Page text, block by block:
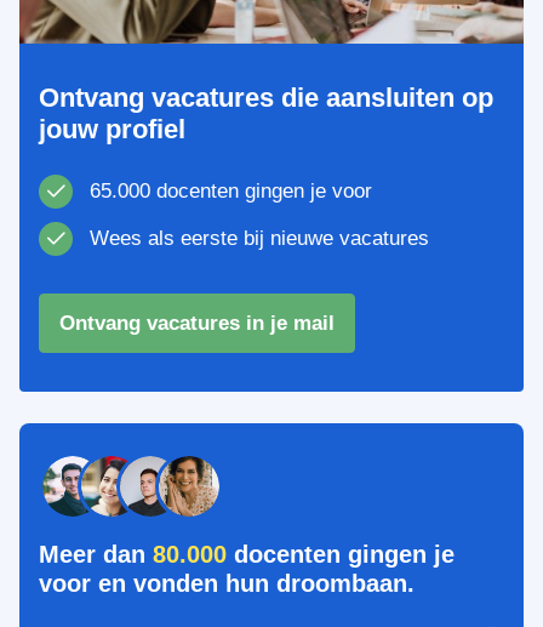
Ontvang vacatures die aansluiten op
jouw profiel
65.000 docenten gingen je voor
Wees als eerste bij nieuwe vacatures
Ontvang vacatures in je mail
Meer dan 80.000 docenten gingen je
voor en vonden hun droombaan.